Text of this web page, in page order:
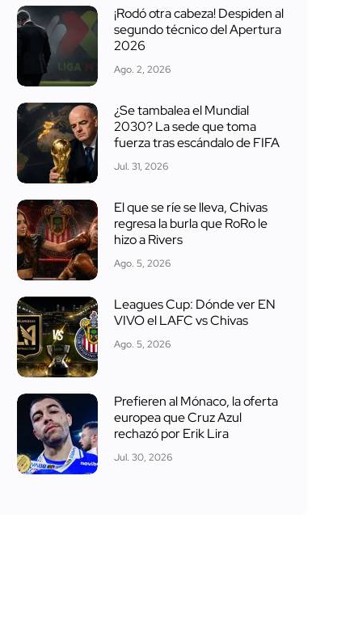
¡Rodó otra cabeza! Despiden al
segundo técnico del Apertura
2026
Ago. 2, 2026
¿Se tambalea el Mundial
2030? La sede que toma
fuerza tras escándalo de FIFA
Jul. 31, 2026
El que se ríe se lleva, Chivas
regresa la burla que RoRo le
hizo a Rivers
Ago. 5, 2026
Leagues Cup: Dónde ver EN
VIVO el LAFC vs Chivas
Ago. 5, 2026
Prefieren al Mónaco, la oferta
europea que Cruz Azul
rechazó por Erik Lira
Jul. 30, 2026